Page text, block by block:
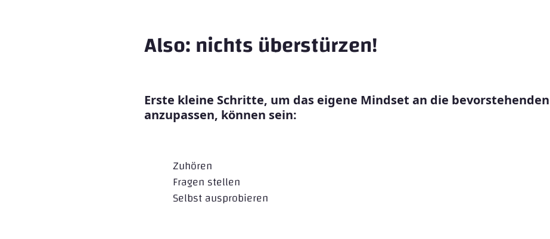
Also: nichts überstürzen!
Erste kleine Schritte, um das eigene Mindset an die
anzupassen, können sein:
Zuhören
Fragen stellen
Selbst ausprobieren